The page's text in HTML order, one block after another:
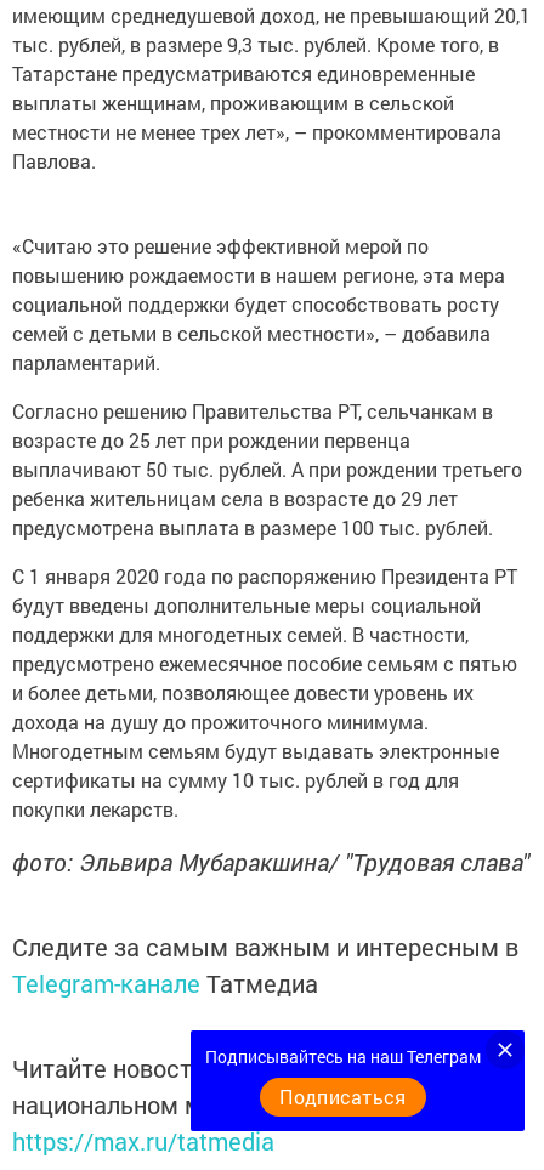
имеющим среднедушевой доход, не превышающий 20,1
тыс. рублей, в размере 9,3 тыс. рублей. Кроме того, в
Татарстане предусматриваются единовременные
выплаты женщинам, проживающим в сельской
местности не менее трех лет», – прокомментировала
Павлова.
«Считаю это решение эффективной мерой по
повышению рождаемости в нашем регионе, эта мера
социальной поддержки будет способствовать росту
семей с детьми в сельской местности», – добавила
парламентарий.
Согласно решению Правительства РТ, сельчанкам в
возрасте до 25 лет при рождении первенца
выплачивают 50 тыс. рублей. А при рождении третьего
ребенка жительницам села в возрасте до 29 лет
предусмотрена выплата в размере 100 тыс. рублей.
С 1 января 2020 года по распоряжению Президента РТ
будут введены дополнительные меры социальной
поддержки для многодетных семей. В частности,
предусмотрено ежемесячное пособие семьям с пятью
и более детьми, позволяющее довести уровень их
дохода на душу до прожиточного минимума.
Многодетным семьям будут выдавать электронные
сертификаты на сумму 10 тыс. рублей в год для
покупки лекарств.
фото: Эльвира Мубаракшина/ "Трудовая слава"
Следите за самым важным и интересным в
Telegram-канале Татмедиа
Читайте новости Татарстана в
национальном мессенджере MАХ:
https://max.ru/tatmedia
Подписывайтесь на наш Телеграм
Подписаться